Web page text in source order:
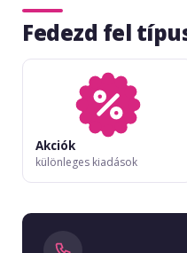
Fedezd fel
Akciók
különleges kiadások